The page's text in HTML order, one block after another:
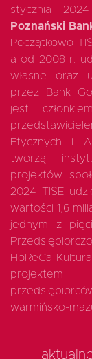
stycznia
Poznański
Początkowo
a od 2008 r.
własne oraz
przez Bank
jest
Etycznych i
tworzą
projektów
2024 TISE
wartości 1,6
jednym z
HoReCa-
projektem
warmińsko-